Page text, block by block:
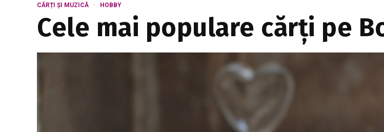
CĂRȚI ȘI MUZICĂ HOBBY
Cele mai populare cărți pe